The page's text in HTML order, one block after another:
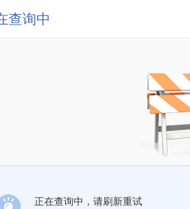
查询中
正在查询中，请刷新重试